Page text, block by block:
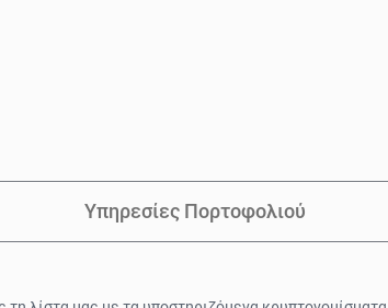
Υπηρεσίες Πορτοφολιού